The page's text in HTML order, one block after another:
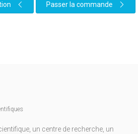
Passer la commande
un centre de recherche, un